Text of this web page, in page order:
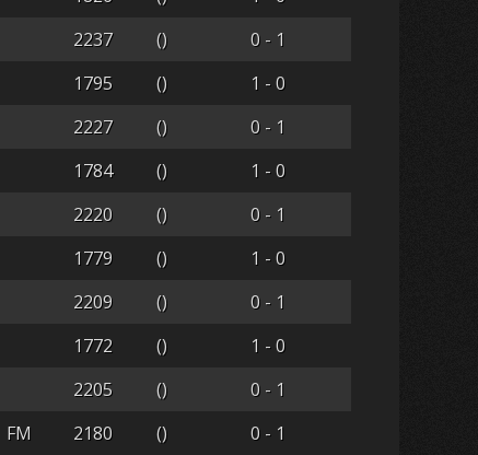
2237 ()
0 - 1
1795 ()
1 - 0
2227 ()
0 - 1
1784 ()
1 - 0
2220 ()
0 - 1
1779 ()
1 - 0
2209 ()
0 - 1
1772 ()
1 - 0
2205 ()
0 - 1
FM 2180 ()
0 - 1